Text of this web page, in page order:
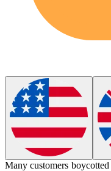
Many customers boycotted